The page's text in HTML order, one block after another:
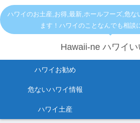
ハワイのお土産,お得,最新,ホールフーズ,危な
ます！ハワイのことなんでも相談
Hawaii-ne ハワイい
ハワイお勧め
危ないハワイ情報
ハワイ土産